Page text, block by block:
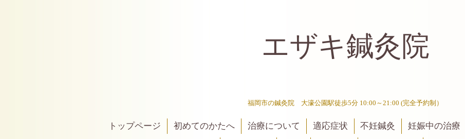
エザキ鍼灸院
福岡市の鍼灸院 大濠公園駅徒歩5分 10:00～21:00 (完全予約制）
トップページ 初めてのかたへ 治療について 適応症状 不妊鍼灸 妊娠中の治療